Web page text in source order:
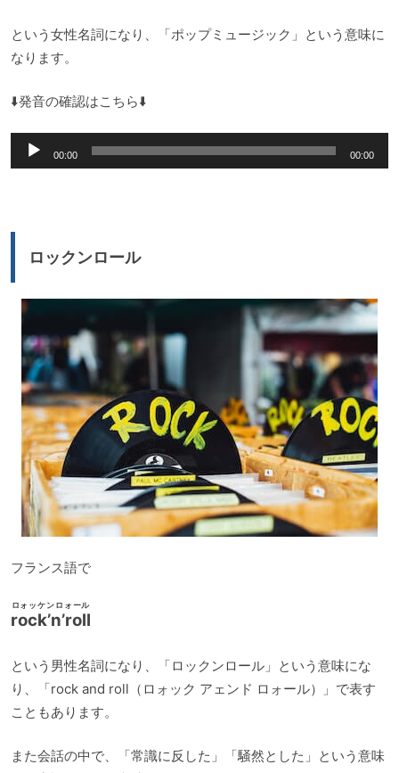
という女性名詞になり、「ポップミュージック」という意味に
なります。
⬇️発音の確認はこちら⬇️
声
ー
00:00 00:00
ロックンロール
フランス語で
rock’n’roll
ロォッケンロォール
という男性名詞になり、「ロックンロール」という意味にな
り、「rock and roll（ロォック アェンド ロォール）」で表す
こともあります。
また会話の中で、「常識に反した」「騒然とした」という意味